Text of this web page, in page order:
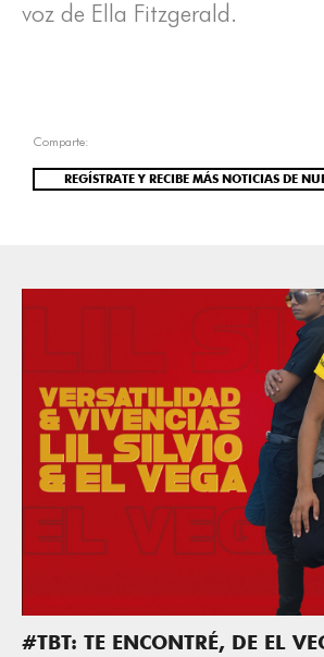
voz de Ella Fitzgerald.
Comparte:
REGÍSTRATE Y RECIBE MÁS NOTICIAS DE
#TBT: TE ENCONTRÉ, DE EL